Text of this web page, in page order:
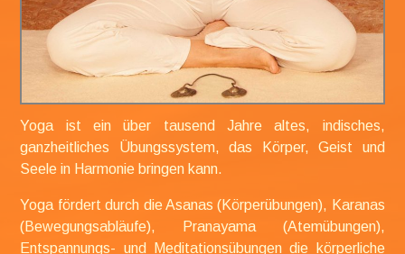
Yoga ist ein über tausend Jahre altes,
indisches,
ganzheitliches Übungssystem, das Körper, Geist und
Seele in Harmonie bringen kann.
Yoga fördert durch die Asanas (Körperübungen), Karanas
(Bewegungsabläufe), Pranayama (Atemübungen),
Entspannungs- und Meditationsübungen die körperliche